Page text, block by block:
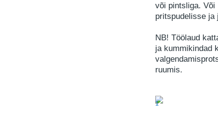
või pintsliga. Või
pritspudelisse ja
NB! Töölaud
ja kummikindad
ruumis.